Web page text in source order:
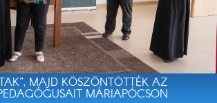
MAJD KÖSZÖNTÖTTÉK AZ
MÁRIAPÓCSON